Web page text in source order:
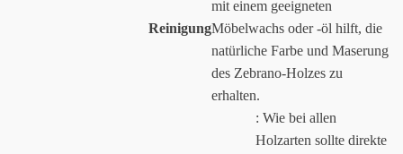
Reinigung
mit einem geeigneten
Möbelwachs oder -öl hilft, die
natürliche Farbe und Maserung
des Zebrano-Holzes zu
erhalten.
: Wie bei allen
Holzarten sollte direkte